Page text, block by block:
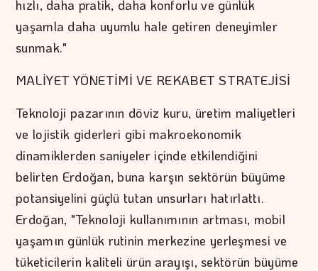
hızlı, daha pratik, daha konforlu ve günlük
yaşamla daha uyumlu hale getiren deneyimler
sunmak."
MALİYET YÖNETİMİ VE REKABET STRATEJİSİ
Teknoloji pazarının döviz kuru, üretim maliyetleri
ve lojistik giderleri gibi makroekonomik
dinamiklerden saniyeler içinde etkilendiğini
belirten Erdoğan, buna karşın sektörün büyüme
potansiyelini güçlü tutan unsurları hatırlattı.
Erdoğan, "Teknoloji kullanımının artması, mobil
yaşamın günlük rutinin merkezine yerleşmesi ve
tüketicilerin kaliteli ürün arayışı, sektörün büyüme